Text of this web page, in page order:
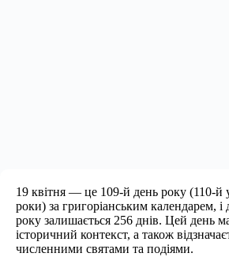
19 квітня — це 109-й день року (110-й
роки) за григоріанським календарем, і
року залишається 256 днів. Цей день
історичний контекст, а також
численними святами та подіями.